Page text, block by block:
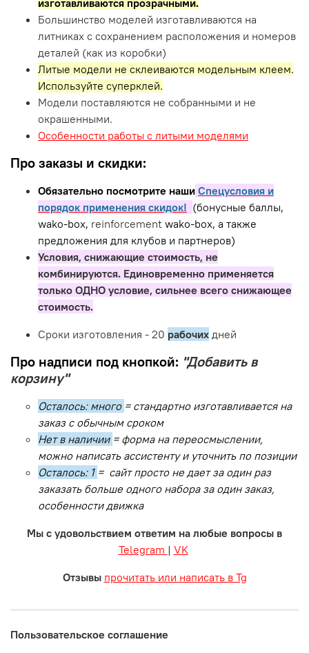
Большинство моделей изготавливаются на
литниках с сохранением расположения и номеров
деталей (как из коробки)
Литые модели не склеиваются модельным клеем.
Используйте суперклей.
Модели поставляются не собранными и не
окрашенными.
Особенности работы с литыми моделями
Про заказы и скидки:
Обязательно посмотрите наши Спецусловия и
порядок применения скидок! (бонусные баллы,
wako-box, reinforcement wako-box, а также
предложения для клубов и партнеров)
Условия, снижающие стоимость, не
комбинируются. Единовременно применяется
только ОДНО условие, сильнее всего снижающее
стоимость.
Сроки изготовления - 20 рабочих дней
Про надписи под кнопкой: "Добавить в
корзину"
Осталось: много = стандартно изготавливается на
заказ с обычным сроком
Нет в наличии = форма на переосмыслении,
можно написать ассистенту и уточнить по позиции
Осталось: 1 = сайт просто не дает за один раз
заказать больше одного набора за один заказ,
особенности движка
Мы с удовольствием ответим на любые вопросы в
Telegram | VK
Отзывы прочитать или написать в Tg
Пользовательское соглашение